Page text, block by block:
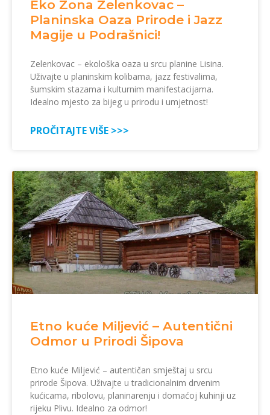
Eko Zona Zelenkovac –
Planinska Oaza Prirode i Jazz
Magije u Podrašnici!
Zelenkovac – ekološka oaza u srcu planine Lisina.
Uživajte u planinskim kolibama, jazz festivalima,
šumskim stazama i kulturnim manifestacijama.
Idealno mjesto za bijeg u prirodu i umjetnost!
PROČITAJTE VIŠE >>>
Etno kuće Miljević – Autentični
Odmor u Prirodi Šipova
Etno kuće Miljević – autentičan smještaj u srcu
prirode Šipova. Uživajte u tradicionalnim drvenim
kućicama, ribolovu, planinarenju i domaćoj kuhinji uz
rijeku Plivu. Idealno za odmor!